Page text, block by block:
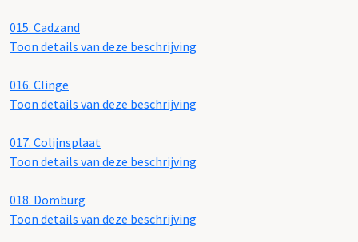
015. Cadzand
Toon details van deze beschrijving
016. Clinge
Toon details van deze beschrijving
017. Colijnsplaat
Toon details van deze beschrijving
018. Domburg
Toon details van deze beschrijving